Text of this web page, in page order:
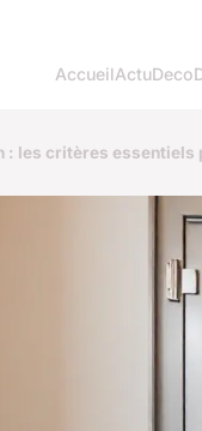
AccueilActuDeco
: les critères essentiels